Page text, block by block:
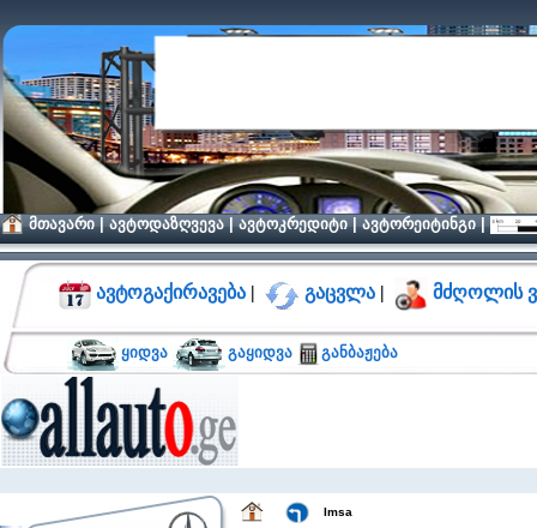
მთავარი|ავტოდაზღვევა|ავტოკრედიტი|ავტორეიტინგი|
ავტოგაქირავება | გაცვლა | მძღოლის
ყიდვა გაყიდვა განბაჟება
Imsa